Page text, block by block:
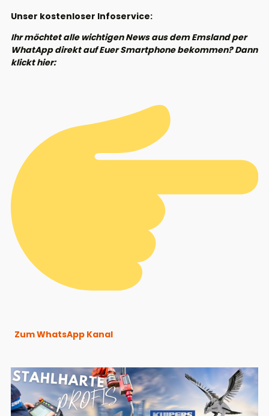
Unser kostenloser Infoservice:
Ihr möchtet alle wichtigen News aus dem Emsland per
WhatApp direkt auf Euer Smartphone bekommen? Dann
klickt hier:
Zum WhatsApp Kanal